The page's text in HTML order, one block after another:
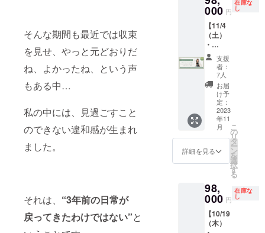
そんな期間も最近では収束
を見せ、やっと元どおりだ
ね、よかったね、という声
もある中…
私の中には、見過ごすこと
のできない違和感が生まれ
ました。
それは、 “3年前の日常が
戻ってきたわけではない”と
forest.c
om/facil
ity/ ・当
日参加
者様で
ご相談
の上、
部屋割
りを決
定しま
す ・
キッチ
ン、
シャ
ワー、
トイレ
は共用
になり
当日の
流れ及
び詳し
いご利
用につ
ジュー
ル＞
12:30
小淵
沢駅集
合（車
でお越
しの方
は
ヒュッ
ゲの森
集合）
13:00〜
ロック
解放
00
18:00
近隣
のお店
でディ
ナー予
事を整
えるメ
ソッド
で卒業
後半年
間のリ
バウン
ドはゼ
ロ。 ＜
開催日
時＞
2023年
10月14
～15日
（日）
食、ス
イーツ
込 ＜
タイム
スケ
告賞、
ギャラ
クシー
賞など
受賞。
2017年
より山
梨県北
杜市と
東京の
二拠点
居住を
開始し
杜市に
完全移
に書店
「のほ
ほん
BOOKS
&COFF
の集客
の仕組
み化を
2016年
に構築
し、
58ヶ月
連続で
月商
1000万
円以上
の売上
の安定
去300名
以上の
が月商
100万
円〜
3000万
円の売
主催メ
ンバー
＞
feppine
ss（株
）代表
取締役/
本橋へ
いすけ
さん
irodori
Brandin
g（株）
本彩
【本橋
プロ
フィー
ル】
feppine
ss株式
ができ
ない事
業拡大
やチー
ム化の
悩み、
新たな
チャレ
ンジの
裏で気
になる
お金に
つい
ンサル
ティン
ます。
＜主催
メン
バー＞
税理士
年後に
新たな
景色を
見たい
方へ！
＊月に
1-2回
（1回約
50分）
のコン
サル
ティン
グを行
チャッ
トワー
題 ＊オ
ンライ
ンもし
くは対
面で行
してい
ます）
※ご宿泊
される
方は
チェッ
クイン
前から
コワー
キング
スペー
スも利
用可能
です。
予約や
ご利用
上旬
頃、
メール
にてお
送りし
用可能
※施設近
隣にも
お食事
可能な
お店が
ござい
ます。
（周辺
案内の
MAPも
ご用意
してい
ます）
※ご宿泊
クイン
前から
コワー
キング
スペー
わたし
リト
リート
in
ヒュッ
ゲの森
～役割
をおろ
して自
分に還
る旅～
＜イベ
ント内
容＞
ヒュッ
ゲの森
同作業
を体験
2日の少
人数リ
000 円
在庫な
し
【11/4
（土）
・
5（日）
】7名限
定！ 一
棟貸し
切り！
リト
リート
企画
（coco
さん・
小淵沢
駅送迎
クリエ
イティ
ビティ
を解
放！ 自
支援
者：
7人
お届
け予
定：
2023
年11
月
詳細を見る
こ
の
リ
タ
ー
ン
を
選
択
す
る
98,
000 円
在庫な
し
【10/19
（木）